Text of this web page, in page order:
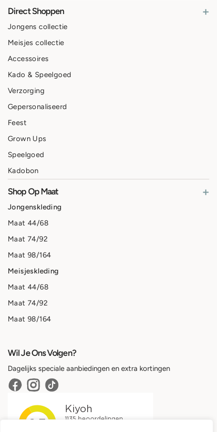
Direct Shoppen +
Jongens collectie
Meisjes collectie
Accessoires
Kado & Speelgoed
Verzorging
Gepersonaliseerd
Feest
Grown Ups
Speelgoed
Kadobon
Shop Op Maat +
Jongenskleding
Maat 44/68
Maat 74/92
Maat 98/164
Meisjeskleding
Maat 44/68
Maat 74/92
Maat 98/164
Wil Je Ons Volgen?
Dagelijks speciale aanbiedingen en extra kortingen